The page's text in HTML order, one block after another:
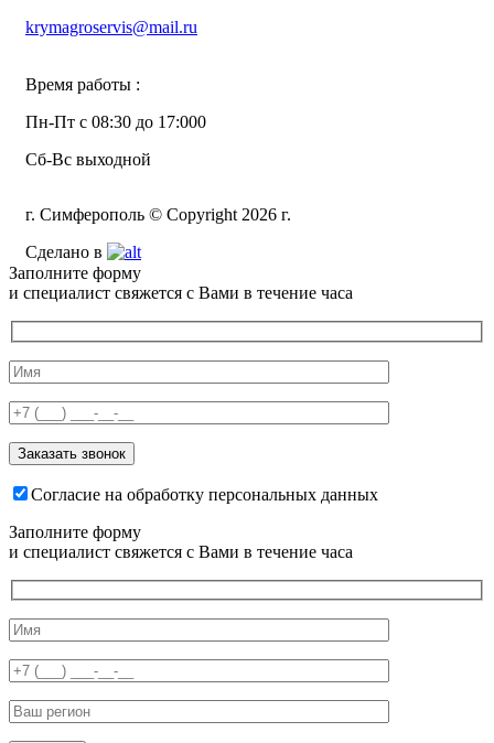
krymagroservis@mail.ru
Время работы :
Пн-Пт с 08:30 до 17:000
Сб-Вс выходной
г. Симферополь © Copyright 2026 г.
Сделано в
Заполните форму
и специалист свяжется с Вами в течение часа
Согласие на обработку персональных данных
Заполните форму
и специалист свяжется с Вами в течение часа